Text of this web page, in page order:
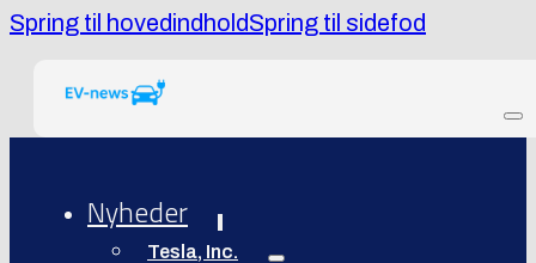
Spring til hovedindholdSpring til sidefod
Nyheder
Tesla, Inc.